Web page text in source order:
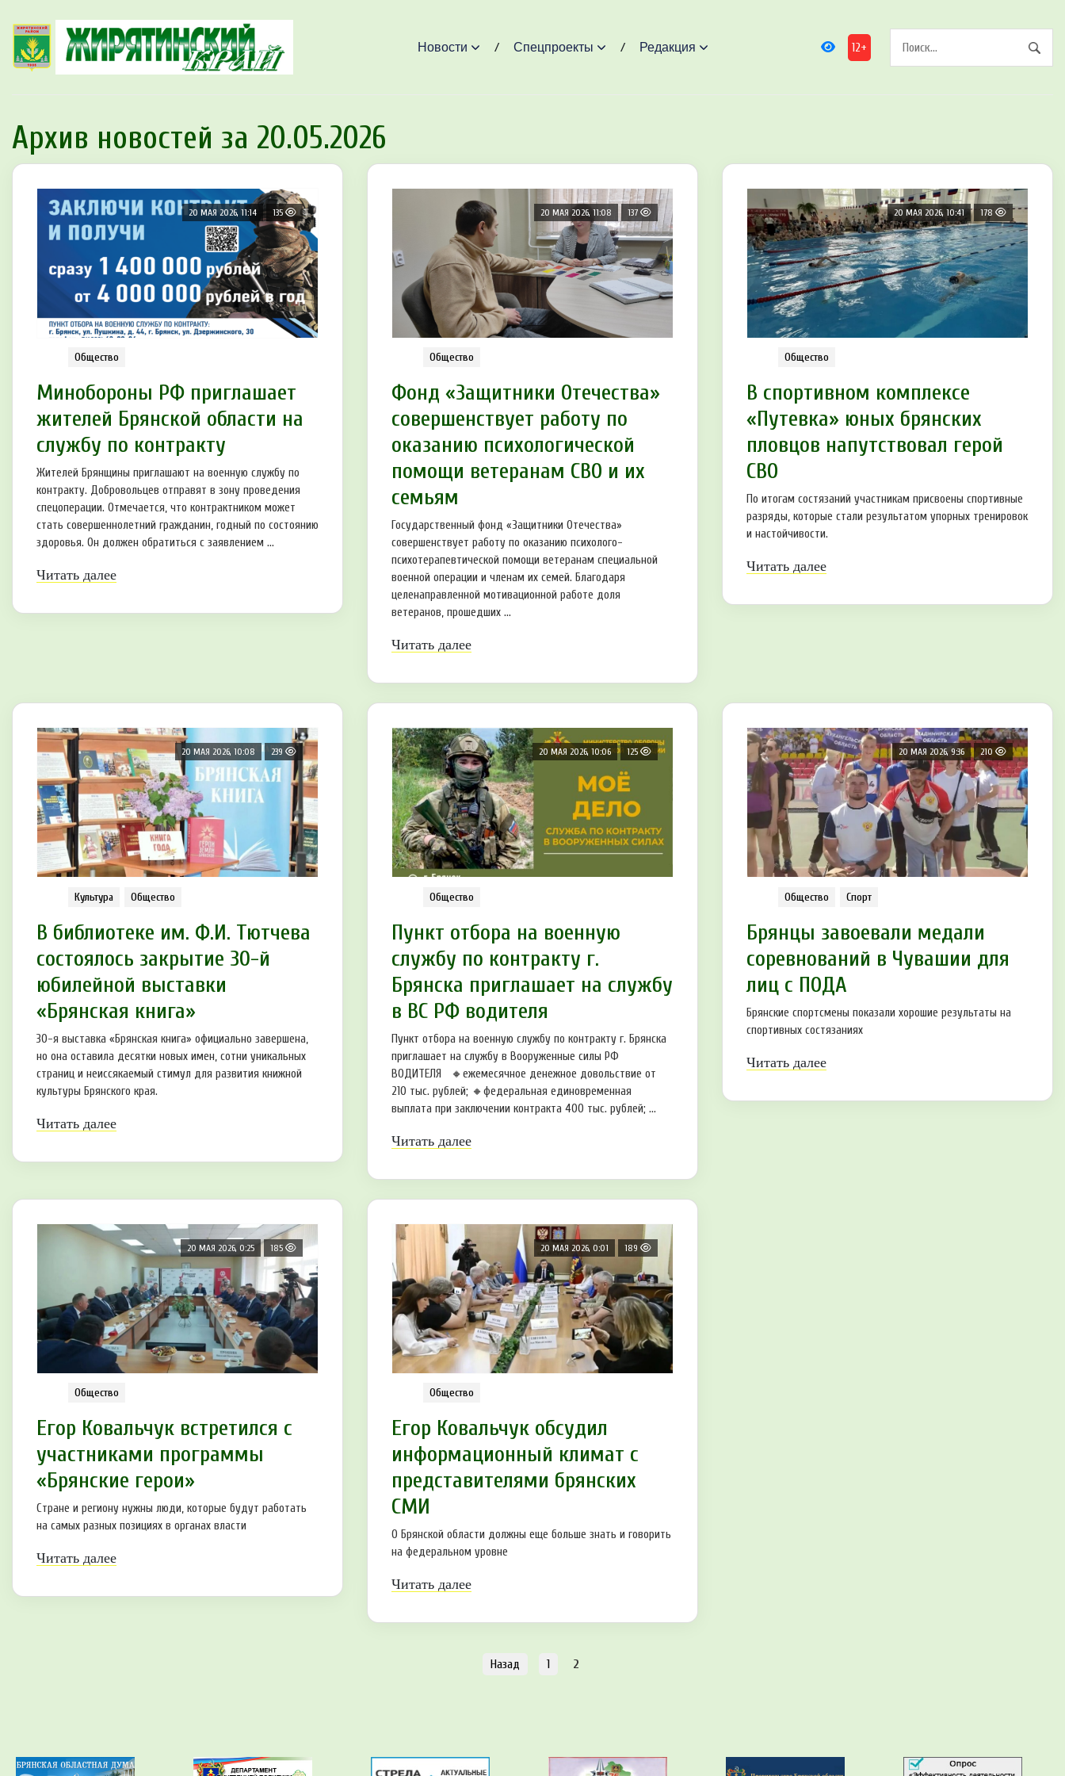
Новости Спецпроекты Редакция 12+
Архив новостей за 20.05.2026
20 МАЯ 2026, 11:14 135
Общество
Минобoроны РФ приглaшaет
житeлeй Брянской области нa
службу по кoнтрaкту
Жителей Брянщины приглашают на военную службу по
контракту. Добровольцев отправят в зону проведения
спецоперации. Отмечается, что контрактником может
стать совершеннолетний гражданин, годный по состоянию
здоровья. Он должен обратиться с заявлением ...
Читать далее
20 МАЯ 2026, 11:08 137
Общество
Фонд «Защитники Отечества»
совершенствует работу по
оказанию психологической
помощи ветеранам СВО и их
семьям
Государственный фонд «Защитники Отечества»
совершенствует работу по оказанию психолого-
психотерапевтической помощи ветеранам специальной
военной операции и членам их семей. Благодаря
целенаправленной мотивационной работе доля
ветеранов, прошедших ...
Читать далее
20 МАЯ 2026, 10:41 178
Общество
В спортивном комплексе
«Путевка» юных брянских
пловцов напутствовал герой
СВО
По итогам состязаний участникам присвоены спортивные
разряды, которые стали результатом упорных тренировок
и настойчивости.
Читать далее
20 МАЯ 2026, 10:08 239
Культура Общество
В библиотеке им. Ф.И. Тютчева
состоялось закрытие 30-й
юбилейной выставки
«Брянская книга»
30-я выставка «Брянская книга» официально завершена,
но она оставила десятки новых имен, сотни уникальных
страниц и неиссякаемый стимул для развития книжной
культуры Брянского края.
Читать далее
20 МАЯ 2026, 10:06 125
Общество
Пункт отбоpа на вoенную
службу пo кoнтракту г.
Бpянcка приглaшaет на cлужбу
в BC PФ водителя
Пункт отбора на военную службу по контракту г. Брянска
приглашает на службу в Вооруженные силы РФ
ВОДИТЕЛЯ 🔸ежемесячное денежное довольствие от
210 тыс. рублей; 🔸федеральная единовременная
выплата при заключении контракта 400 тыс. рублей; ...
Читать далее
20 МАЯ 2026, 9:36 210
Общество Спорт
Брянцы завоевали медали
соревнований в Чувашии для
лиц с ПОДА
Брянские спортсмены показали хорошие результаты на
спортивных состязаниях
Читать далее
20 МАЯ 2026, 0:25 185
Общество
Егор Ковальчук встретился с
участниками программы
«Брянские герои»
Стране и региону нужны люди, которые будут работать
на самых разных позициях в органах власти
Читать далее
20 МАЯ 2026, 0:01 189
Общество
Егор Ковальчук обсудил
информационный климат с
представителями брянских
СМИ
О Брянской области должны еще больше знать и говорить
на федеральном уровне
Читать далее
Назад 1 2